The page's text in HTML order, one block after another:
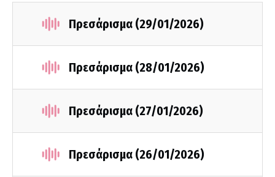
Πρεσάρισμα (29/01/2026)
Πρεσάρισμα (28/01/2026)
Πρεσάρισμα (27/01/2026)
Πρεσάρισμα (26/01/2026)